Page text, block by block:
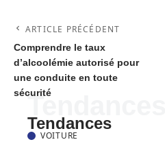
ARTICLE PRÉCÉDENT
Comprendre le taux
d’alcoolémie autorisé pour
une conduite en toute
sécurité
Tendances
Tendances
VOITURE